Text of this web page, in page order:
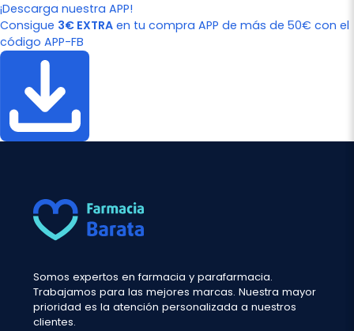
¡Descarga nuestra APP!
Consigue 3€ EXTRA en tu compra APP de más de 50€ con el
código APP-FB
Somos expertos en farmacia y parafarmacia.
Trabajamos para las mejores marcas. Nuestra mayor
prioridad es la atención personalizada a nuestros
clientes.